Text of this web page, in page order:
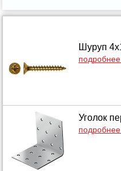
Шуруп
Уголок